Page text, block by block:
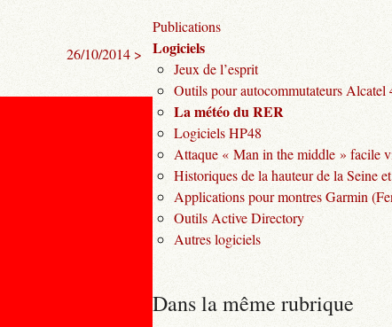
26/10/2014 >
Publications
Logiciels
Jeux de l’esprit
Outils pour autocommutateurs Alcatel
La météo du RER
Logiciels HP48
Attaque « Man in the middle » facile
Historiques de la hauteur de la Seine
Applications pour montres Garmin
Outils Active Directory
Autres logiciels
Dans la même rubrique